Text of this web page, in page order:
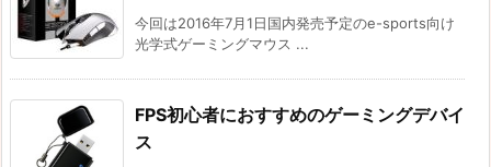
今回は2016年7月1日国内発売予定のe-sports向け
光学式ゲーミングマウス ...
FPS初心者におすすめのゲーミングデバイ
ス